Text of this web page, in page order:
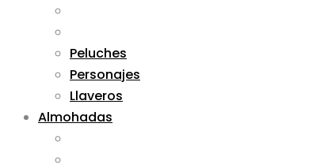
Peluches
Personajes
Llaveros
Almohadas